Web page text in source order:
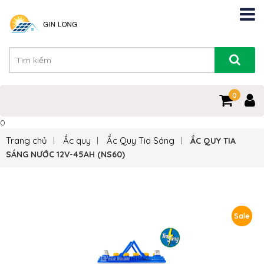
0
0
Trang chủ Ắc quy Ắc Quy Tia Sáng
ẮC QUY TIA
SÁNG NƯỚC 12V-45AH (NS60)
Sale